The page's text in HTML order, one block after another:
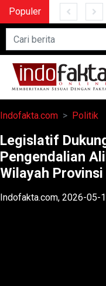
Populer
Indofakta.com Politik
Legislatif
Pengendalian
Wilayah
Indofakta.com, 2026-05-